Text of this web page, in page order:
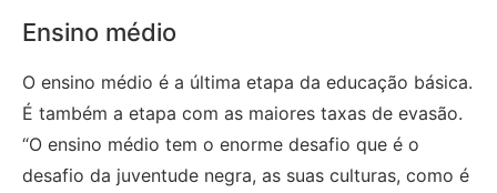
Ensino médio
O ensino médio é a última etapa da educação básica.
É também a etapa com as maiores taxas de evasão.
“O ensino médio tem o enorme desafio que é o
desafio da juventude negra, as suas culturas, como é